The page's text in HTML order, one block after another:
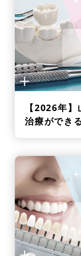
【2026年】
治療ができ